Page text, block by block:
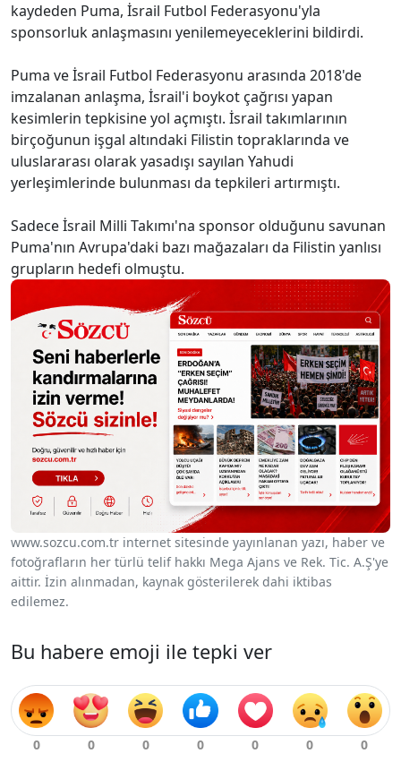
kaydeden Puma, İsrail Futbol Federasyonu'yla
sponsorluk anlaşmasını yenilemeyeceklerini bildirdi.
Puma ve İsrail Futbol Federasyonu arasında 2018'de
imzalanan anlaşma, İsrail'i boykot çağrısı yapan
kesimlerin tepkisine yol açmıştı. İsrail takımlarının
birçoğunun işgal altındaki Filistin topraklarında ve
uluslararası olarak yasadışı sayılan Yahudi
yerleşimlerinde bulunması da tepkileri artırmıştı.
Sadece İsrail Milli Takımı'na sponsor olduğunu savunan
Puma'nın Avrupa'daki bazı mağazaları da Filistin yanlısı
grupların hedefi olmuştu.
www.sozcu.com.tr internet sitesinde yayınlanan yazı, haber ve
fotoğrafların her türlü telif hakkı Mega Ajans ve Rek. Tic. A.Ş'ye
aittir. İzin alınmadan, kaynak gösterilerek dahi iktibas
edilemez.
Bu habere emoji ile tepki ver